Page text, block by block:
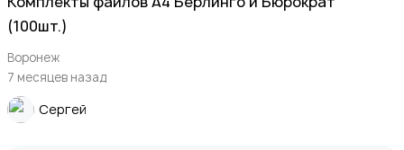
(100шт.)
Воронеж
7 месяцев назад
Сергей